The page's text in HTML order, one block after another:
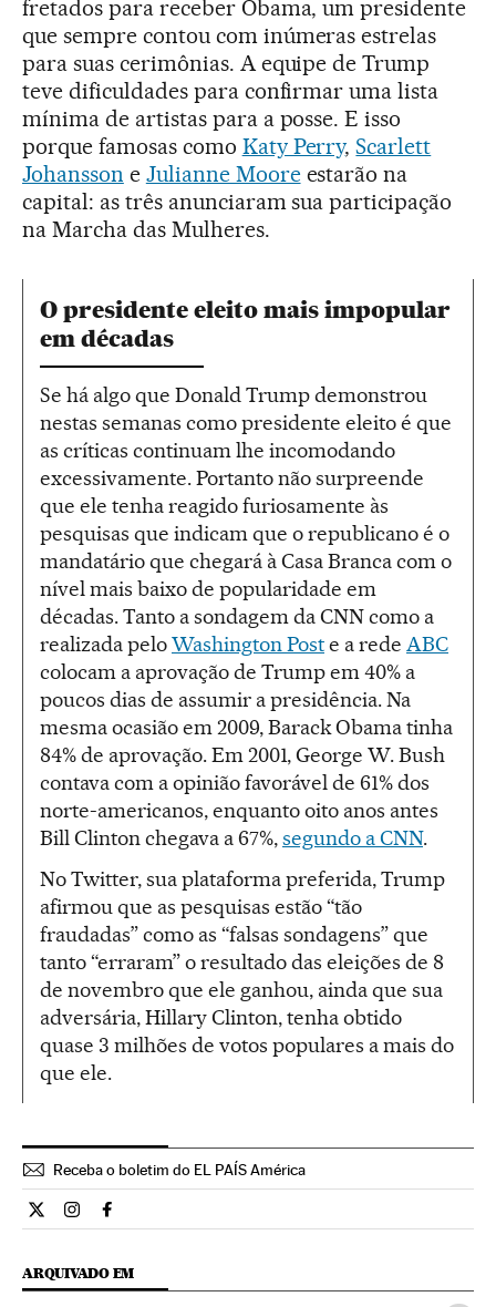
fretados para receber Obama, um presidente
que sempre contou com inúmeras estrelas
para suas cerimônias. A equipe de Trump
teve dificuldades para confirmar uma lista
mínima de artistas para a posse. E isso
porque famosas como Katy Perry,Scarlett
Johansson e Julianne Mooreestarão na
capital: as três anunciaram sua participação
na Marcha das Mulheres.
O presidente eleito mais impopular
em décadas
Se há algo que Donald Trump demonstrou
nestas semanas como presidente eleito é que
as críticas continuam lhe incomodando
excessivamente. Portanto não surpreende
que ele tenha reagido furiosamente às
pesquisas que indicam que o republicano é o
mandatário que chegará à Casa Branca com o
nível mais baixo de popularidade em
décadas. Tanto a sondagem da CNN como a
realizada peloWashington Poste a rede ABC
colocam a aprovação de Trump em 40% a
poucos dias de assumir a presidência. Na
mesma ocasião em 2009, Barack Obama tinha
84% de aprovação. Em 2001, George W. Bush
contava com a opinião favorável de 61% dos
norte-americanos, enquanto oito anos antes
Bill Clinton chegava a 67%,segundo a CNN.
No Twitter, sua plataforma preferida, Trump
afirmou que as pesquisas estão “tão
fraudadas” como as “falsas sondagens” que
tanto “erraram” o resultado das eleições de 8
de novembro que ele ganhou, ainda que sua
adversária, Hillary Clinton, tenha obtido
quase 3 milhões de votos populares a mais do
que ele.
Receba o boletim do EL PAÍS América
Internacional El País Brasil en Twitter
Internacional El País Brasil en Instagram
Internacional El País Brasil en Facebook
ARQUIVADO EM